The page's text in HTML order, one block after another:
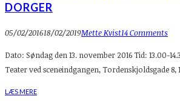
DORGER
05/02/201618/02/2019Mette Kvist14 Comments
Dato: Søndag den 13. november 2016 Tid: 13.00-
Teater ved sceneindgangen, Tordenskjoldsgade
LÆS MERE